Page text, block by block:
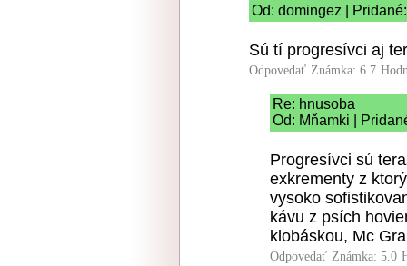
Od: domingez |
Sú tí progresívci aj
Odpovedať Známka: 6.7
Re: hnusoba
Od: Mňamki |
Progresívci sú
exkrementy z
vysoko
kávu z psích
klobáskou, Mc
Odpovedať Známka: 5.0